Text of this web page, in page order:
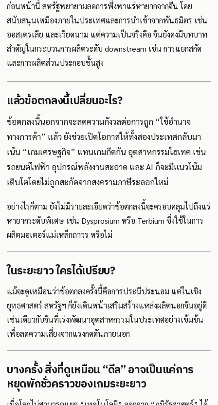
ก่อนหน้านี้ สหรัฐพยายามลดการพึ่งพาแร่หายากจากจีน โดย
สนับสนุนเหมืองภายในประเทศและการนำเข้าจากพันธมิตร เช่น
ออสเตรเลีย และเวียดนาม แต่ความเป็นจริงคือ จีนยังคงมีบทบาท
สำคัญในกระบวนการผลิตระดับ downstream เช่น การแยกสกัด
และการผลิตส่วนประกอบขั้นสูง
แล้วข้อตกลงนี้เปลี่ยนอะไร?
ข้อตกลงนี้นอกจากจะลดความกังวลต่อการถูก “ใช้อำนาจ
ทางการค้า” แล้ว ยังช่วยเปิดโอกาสให้ทั้งสองประเทศกลับมา
เน้น “เกมเศรษฐกิจ” แทนเกมกีดกัน อุตสาหกรรมไฮเทค เช่น
รถยนต์ไฟฟ้า อุปกรณ์พลังงานสะอาด และ AI ก็จะมีแนวโน้ม
เติบโตโดยไม่ถูกสะกัดจากสงครามภาษีระลอกใหม่
อย่างไรก็ตาม ยังไม่มีรายละเอียดว่าข้อตกลงนี้จะครอบคลุมไปถึงแร่
หายากระดับพิเศษ เช่น Dysprosium หรือ Terbium ซึ่งใช้ในการ
ผลิตมอเตอร์แม่เหล็กถาวร หรือไม่
ในระยะยาว ใครได้เปรียบ?
แม้จะดูเหมือนว่าข้อตกลงครั้งนี้คือการประนีประนอม แต่ในเชิง
ยุทธศาสตร์ สหรัฐฯ ก็ยังเดินหน้าเสริมสร้างแหล่งผลิตนอกจีนอยู่ดี
เช่นเดียวกับจีนที่เร่งพัฒนาอุตสาหกรรมในประเทศอย่างเข้มข้น
เพื่อลดความเสี่ยงจากแรงกดดันภายนอก
บางครั้ง สิ่งที่ดูเหมือน “ดีล” อาจเป็นแค่การ
หยุดพักชั่วคราวของเกมระยะยาว